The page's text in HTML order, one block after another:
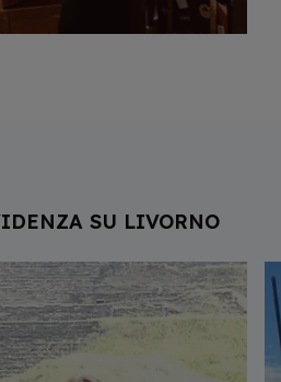
SU LIVORNO